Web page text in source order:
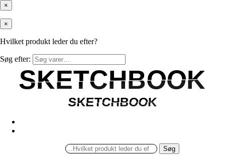
×
×
Hvilket produkt leder du efter?
Søg efter:
SKETCHBOOK
SKETCHBOOK
SKETCHBOOK
SKETCHBOOK
Søg